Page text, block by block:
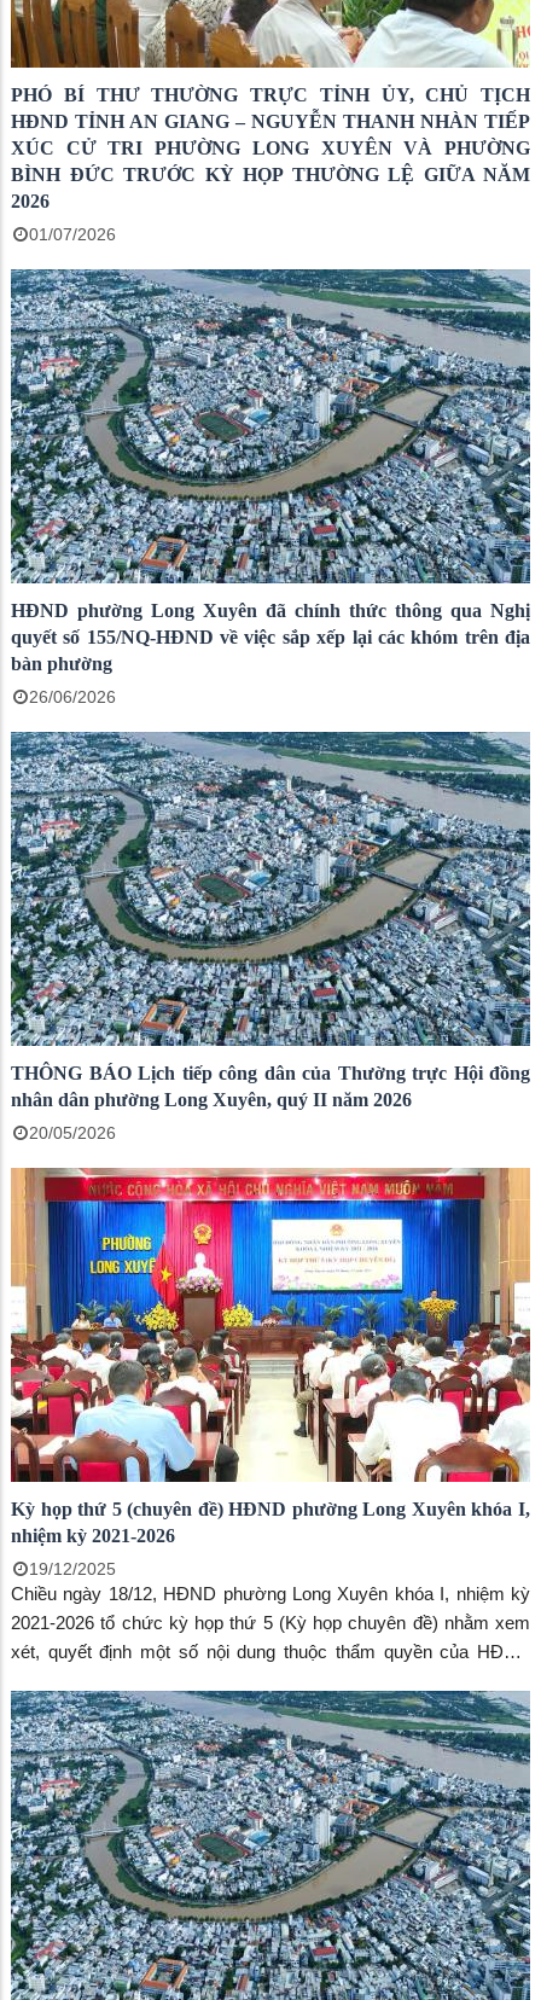
PHÓ BÍ THƯ THƯỜNG TRỰC TỈNH ỦY, CHỦ TỊCH
HĐND TỈNH AN GIANG – NGUYỄN THANH NHÀN TIẾP
XÚC CỬ TRI PHƯỜNG LONG XUYÊN VÀ PHƯỜNG
BÌNH ĐỨC TRƯỚC KỲ HỌP THƯỜNG LỆ GIỮA NĂM
2026
01/07/2026
HĐND phường Long Xuyên đã chính thức thông qua Nghị
quyết số 155/NQ-HĐND về việc sắp xếp lại các khóm trên địa
bàn phường
26/06/2026
THÔNG BÁO Lịch tiếp công dân của Thường trực Hội đồng
nhân dân phường Long Xuyên, quý II năm 2026
20/05/2026
Kỳ họp thứ 5 (chuyên đề) HĐND phường Long Xuyên khóa I,
nhiệm kỳ 2021-2026
19/12/2025
Chiều ngày 18/12, HĐND phường Long Xuyên khóa I, nhiệm kỳ
2021-2026 tổ chức kỳ họp thứ 5 (Kỳ họp chuyên đề) nhằm xem
xét, quyết định một số nội dung thuộc thẩm quyền của HĐND
Bí thư Thường trực Đảng ủy phường Long Xuyên – Võ Thị Xuân
Kiều; Phó Bí thư Đảng ủy, Chủ tịch UBND phường Long Xuyên –
Đoàn Thị Hương Hà tham dự kỳ họp.